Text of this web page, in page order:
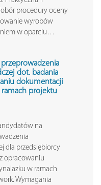
procedury oceny
wyrobów
w oparciu…
dot. badania
dokumentacji
ramach projektu
na
dla przedsiębiorcy
opracowaniu
w ramach
Wymagania